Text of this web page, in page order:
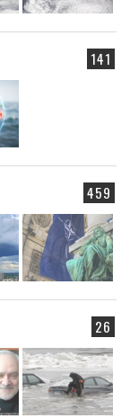
141
459
26